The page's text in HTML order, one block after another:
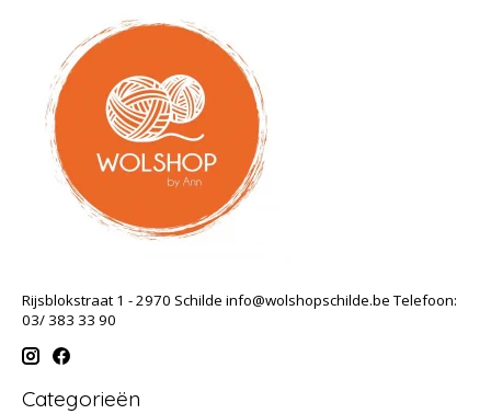
Rijsblokstraat 1 - 2970 Schilde info@wolshopschilde.beTelefoon:
03/ 383 33 90
Categorieën